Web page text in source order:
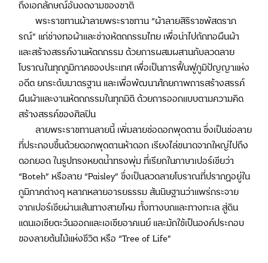
ถึงเอกลักษณ์อันงดงามของชาติ
พระราชทานผ้าลายพระราชทาน “ผ้าลายสิริราชพัสตราภ
รณ์” แก่ช่างทอผ้าและช่างหัตถกรรมไทย เพื่อนำไปถักทอผืนผ้า
และสร้างสรรค์งานหัตถกรรม ด้วยการผสมผสานกับลวดลาย
โบราณในทุกภูมิภาคของประเทศ เพื่อเป็นการฟื้นฟูภูมิปัญญาแห่ง
อดีต ยกระดับมาตรฐาน และเพื่อพัฒนาศักยภาพการสร้างสรรค์
ผืนผ้าและงานหัตถกรรมในทุกมิติ ด้วยการออกแบบตามความคิด
สร้างสรรค์ของศิลปิน
ลายพระราชทานลายนี้ เพิ่มลายช่อดอกพุดตาน ซึ่งเป็นช่อลาย
ที่ประกอบขึ้นด้วยดอกพุดตานห้าดอก เรียงไล่ขนาดจากใหญ่ไปถึง
ดอกยอด ในรูปทรงหยดน้ำทรงพุ่ม ที่เรียกในภาษาเปอร์เซียว่า
“Boteh” หรือลาย “Paisley” ซึ่งเป็นลวดลายโบราณที่ปรากฏอยู่ใน
ภูมิภาคต่างๆ หลากหลายอารยธรรม สันนิษฐานว่าแพร่กระจาย
จากเปอร์เซียผ่านเส้นทางสายไหม ทั้งทางบกและทางทะเล สู่ดิน
แดนเอเชียตะวันออกและเอเชียอาคเนย์ และมักใช้เป็นองค์ประกอบ
ของลายต้นไม้แห่งชีวิต หรือ “Tree of Life”